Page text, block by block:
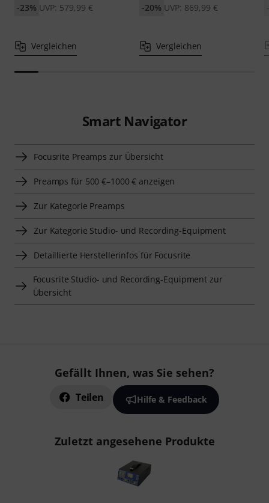
UVP: 579,99 €
-23%
Vergleichen
UVP: 869,99 €
-20%
Vergleichen
Smart Navigator
Focusrite Preamps zur Übersicht
Preamps für 500 €–1000 € anzeigen
Zur Kategorie Preamps
Zur Kategorie Studio- und Recording-Equipment
Detaillierte Herstellerinfos für Focusrite
Focusrite Studio- und Recording-Equipment zur
Übersicht
Gefällt Ihnen, was Sie sehen?
Teilen Hilfe & Feedback
Zuletzt angesehene Produkte